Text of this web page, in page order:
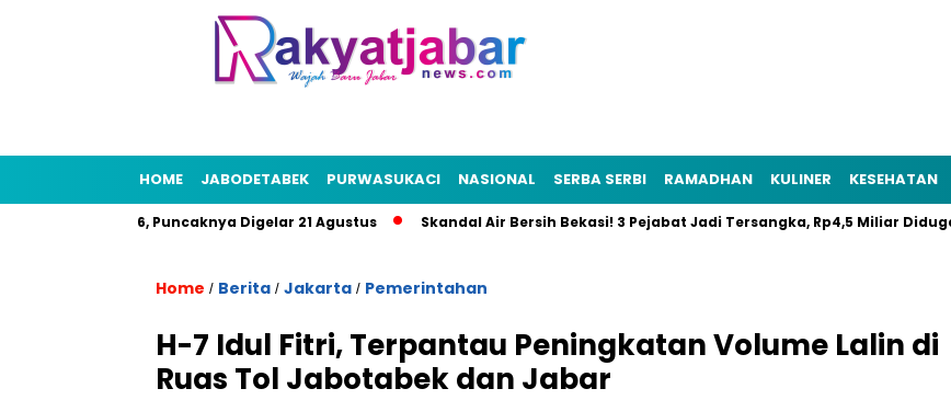
HOME JABODETABEK PURWASUKACI NASIONAL SERBA SERBI RAMADHAN KULINER KESEHATAN
HUT RI 2026, Puncaknya Digelar 21 Agustus Skandal Air Bersih Bekasi! 3 Pejabat Jadi Tersangka, Rp4,5 Miliar Diduga Raib
Home / Berita / Jakarta / Pemerintahan
H-7 Idul Fitri, Terpantau Peningkatan Volume Lalin di
Ruas Tol Jabotabek dan Jabar